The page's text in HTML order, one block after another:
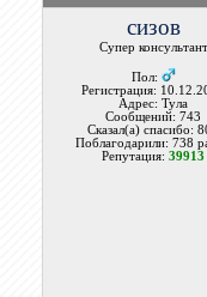
сизов
Супер консультант
Пол:
Регистрация:
Адрес: Тула
Сообщений: 743
Сказал(а) спасибо:
Поблагодарили: 738
Репутация:39913